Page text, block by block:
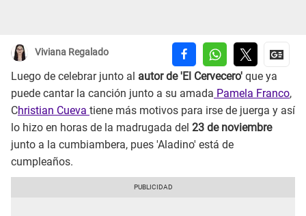
Viviana Regalado
Luego de celebrar junto al autor de 'El Cervecero' que ya
puede cantar la canción junto a su amada Pamela Franco,
Christian Cueva tiene más motivos para irse de juerga y así
lo hizo en horas de la madrugada del 23 de noviembre
junto a la cumbiambera, pues 'Aladino' está de
cumpleaños.